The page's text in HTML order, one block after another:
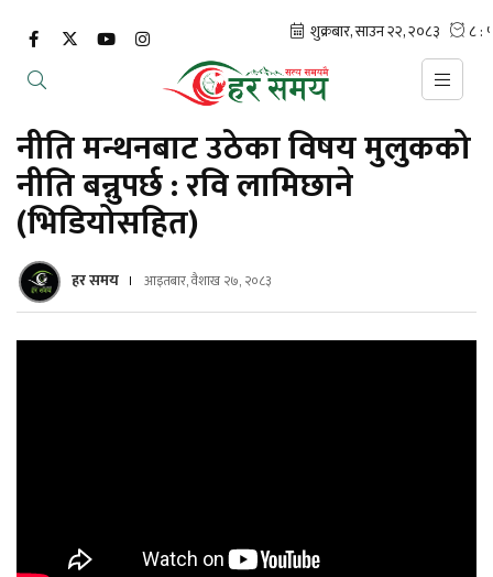
नीति मन्थनबाट उठेका विषय मुलुकको
नीति बन्नुपर्छ : रवि लामिछाने
(भिडियोसहित)
हर समय आइतबार, वैशाख २७, २०८३